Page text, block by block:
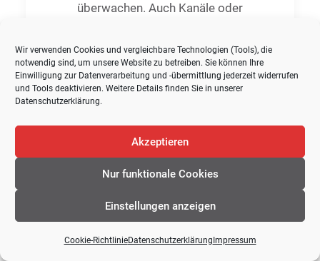
Wir verwenden Cookies und vergleichbare Technologien (Tools), die
notwendig sind, um unsere Website zu betreiben. Sie können Ihre
Einwilligung zur Datenverarbeitung und -übermittlung jederzeit widerrufen
und Tools deaktivieren. Weitere Details finden Sie in unserer
Datenschutzerklärung.
Akzeptieren
Nur funktionale Cookies
Einstellungen anzeigen
Cookie-RichtlinieDatenschutzerklärung Impressum
überwachen. Auch Kanäle oder
werden, die mit Wasser und
Gasen gefüllt sind. Die
Sensoren übermitteln die
Überwachung und Steuerung
Parksensoren mit digitaler